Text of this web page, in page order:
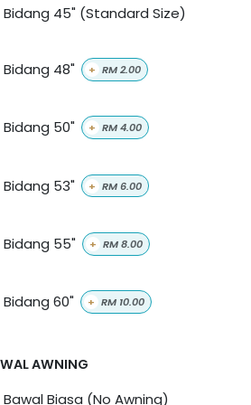
Bidang 45" (Standard Size)
Bidang 48" + RM2.00
Bidang 50" + RM4.00
Bidang 53" + RM6.00
Bidang 55" + RM8.00
Bidang 60" + RM 10.00
AWNING
Bawal Biasa (No Awning)